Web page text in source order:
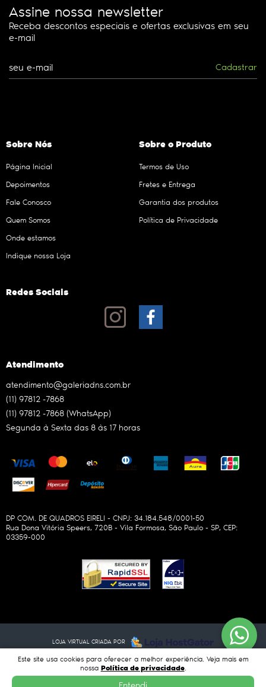
Assine nossa newsletter
Receba descontos especiais e ofertas exclusivas em seu
e-mail
Cadastrar
Sobre Nós
Página Inicial
Depoimentos
Fale Conosco
Quem Somos
Onde estamos
Indique nossa Loja
Sobre o Produto
Termos de Uso
Fretes e Entrega
Garantia dos produtos
Política de Privacidade
Redes Sociais
Atendimento
(11) 97812 -7868
(11) 97812 -7868 (WhatsApp)
Segunda à Sexta das 8 às 17 horas
atendimento@galeriadns.com.br
DP COM. DE QUADROS EIRELI - CNPJ: 34.184.548/0001-50
Rua Dona Vitória Speers, 720B - Vila Formosa, São Paulo - SP, CEP:
03359-000
LOJA VIRTUAL CRIADA POR
Este site usa cookies para oferecer a melhor experiência. Veja mais em
nossa Política de privacidade.